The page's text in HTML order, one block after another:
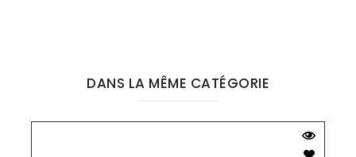
DANS LA MÊME CATÉGORIE